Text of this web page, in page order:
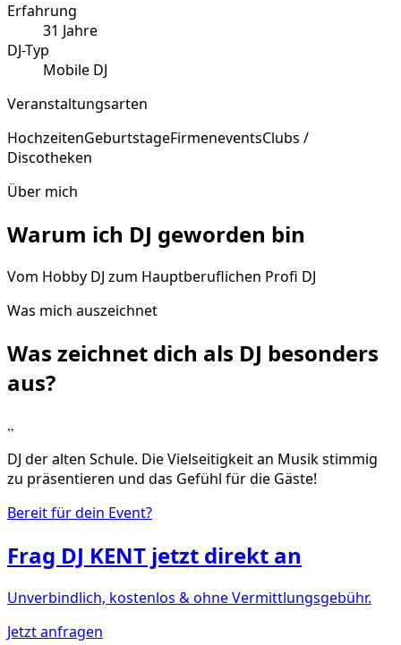
Erfahrung
31 Jahre
DJ-Typ
Mobile DJ
Veranstaltungsarten
HochzeitenGeburtstageFirmeneventsClubs /
Discotheken
Über mich
Warum ich DJ geworden bin
Vom Hobby DJ zum Hauptberuflichen Profi DJ
Was mich auszeichnet
Was zeichnet dich als DJ besonders
aus?
„
DJ der alten Schule. Die Vielseitigkeit an Musik stimmig
zu präsentieren und das Gefühl für die Gäste!
Bereit für dein Event?
Frag DJ KENT jetzt direkt an
Unverbindlich, kostenlos & ohne Vermittlungsgebühr.
Jetzt anfragen